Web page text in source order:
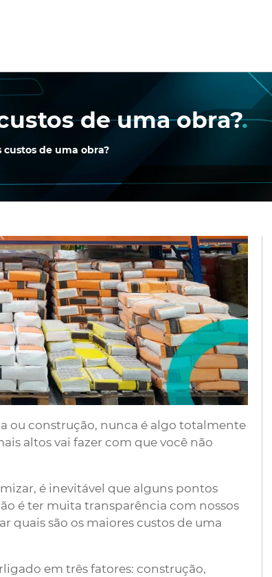
de uma obra?.
custos de uma obra?
ou construção, nunca é algo totalmente
altos vai fazer com que você não
é inevitável que alguns pontos
é ter muita transparência com nossos
quais são os maiores custos de uma
em três fatores: construção,